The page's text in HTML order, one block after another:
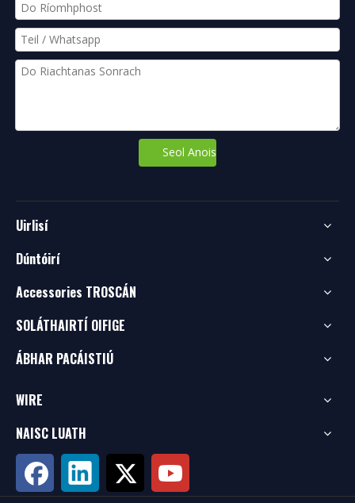
Seol Anois
Uirlisí
Dúntóirí
Accessories TROSCÁN
SOLÁTHAIRTÍ OIFIGE
ÁBHAR PACÁISTIÚ
WIRE
NAISC LUATH